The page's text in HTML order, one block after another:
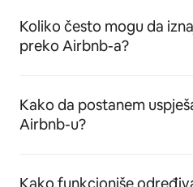
Koliko često mogu da
preko Airbnb-a?
Kako da postanem
Airbnb-u?